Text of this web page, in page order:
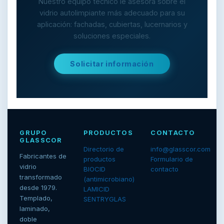
vidrio autolimpiante más adecuado para su
aplicación: fachadas, cubiertas, lucernarios y
soluciones especiales.
Solicitar información
GRUPO
GLASSCOR
Fabricantes de
vidrio
transformado
desde 1979.
Templado,
laminado,
doble
PRODUCTOS
Directorio de
productos
BIOCID
(antimicrobiano)
LAMICID
SENTRYGLAS
CONTACTO
info@glasscor.com
Formulario de
contacto